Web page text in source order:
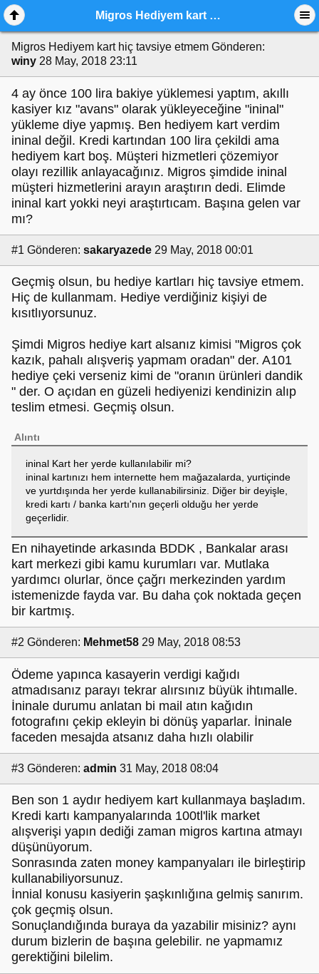
Migros Hediyem kart hiç tavsiye etmem
Migros Hediyem kart hiç tavsiye etmem Gönderen:
winy 28 May, 2018 23:11
4 ay önce 100 lira bakiye yüklemesi yaptım, akıllı
kasiyer kız "avans" olarak yükleyeceğine "ininal"
yükleme diye yapmış. Ben hediyem kart verdim
ininal değil. Kredi kartından 100 lira çekildi ama
hediyem kart boş. Müşteri hizmetleri çözemiyor
olayı rezillik anlayacağınız. Migros şimdide ininal
müşteri hizmetlerini arayın araştırın dedi. Elimde
ininal kart yokki neyi araştırtıcam. Başına gelen var
mı?
#1 Gönderen: sakaryazede 29 May, 2018 00:01
Geçmiş olsun, bu hediye kartları hiç tavsiye etmem.
Hiç de kullanmam. Hediye verdiğiniz kişiyi de
kısıtlıyorsunuz.
Şimdi Migros hediye kart alsanız kimisi "Migros çok
kazık, pahalı alışveriş yapmam oradan" der. A101
hediye çeki verseniz kimi de "oranın ürünleri dandik
" der. O açıdan en güzeli hediyenizi kendinizin alıp
teslim etmesi. Geçmiş olsun.
Alıntı
ininal Kart her yerde kullanılabilir mi?
ininal kartınızı hem internette hem mağazalarda, yurtiçinde
ve yurtdışında her yerde kullanabilirsiniz. Diğer bir deyişle,
kredi kartı / banka kartı'nın geçerli olduğu her yerde
geçerlidir.
En nihayetinde arkasında BDDK , Bankalar arası
kart merkezi gibi kamu kurumları var. Mutlaka
yardımcı olurlar, önce çağrı merkezinden yardım
istemenizde fayda var. Bu daha çok noktada geçen
bir kartmış.
#2 Gönderen: Mehmet58 29 May, 2018 08:53
Ödeme yapınca kasayerin verdigi kağıdı
atmadısanız parayı tekrar alırsınız büyük ihtımalle.
İninale durumu anlatan bi mail atın kağıdın
fotografını çekip ekleyin bi dönüş yaparlar. İninale
faceden mesajda atsanız daha hızlı olabilir
#3 Gönderen: admin 31 May, 2018 08:04
Ben son 1 aydır hediyem kart kullanmaya başladım.
Kredi kartı kampanyalarında 100tl'lik market
alışverişi yapın dediği zaman migros kartına atmayı
düşünüyorum.
Sonrasında zaten money kampanyaları ile birleştirip
kullanabiliyorsunuz.
İnnial konusu kasiyerin şaşkınlığına gelmiş sanırım.
çok geçmiş olsun.
Sonuçlandığında buraya da yazabilir misiniz? aynı
durum bizlerin de başına gelebilir. ne yapmamız
gerektiğini bilelim.